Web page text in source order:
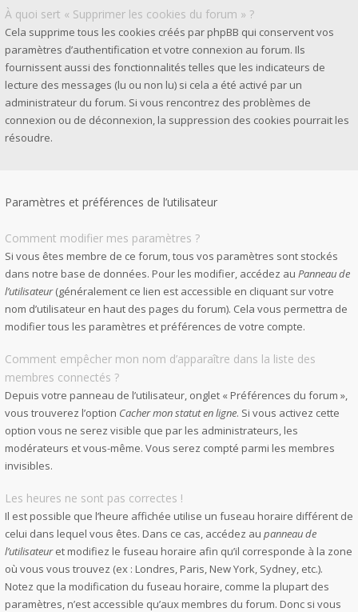
À quoi sert « Supprimer les cookies du forum » ?
Cela supprime tous les cookies créés par phpBB qui conservent vos
paramètres d’authentification et votre connexion au forum. Ils
fournissent aussi des fonctionnalités telles que les indicateurs de
lecture des messages (lu ou non lu) si cela a été activé par un
administrateur du forum. Si vous rencontrez des problèmes de
connexion ou de déconnexion, la suppression des cookies pourrait les
résoudre.
Paramètres et préférences de l’utilisateur
Comment modifier mes paramètres ?
Si vous êtes membre de ce forum, tous vos paramètres sont stockés
dans notre base de données. Pour les modifier, accédez au Panneau de
l’utilisateur(généralement ce lien est accessible en cliquant sur votre
nom d’utilisateur en haut des pages du forum). Cela vous permettra de
modifier tous les paramètres et préférences de votre compte.
Comment empêcher mon nom d’apparaître dans la liste des
membres connectés ?
Depuis votre panneau de l’utilisateur, onglet « Préférences du forum »,
vous trouverez l’option Cacher mon statut en ligne. Si vous activez cette
option vous ne serez visible que par les administrateurs, les
modérateurs et vous-même. Vous serez compté parmi les membres
invisibles.
Les heures ne sont pas correctes !
Il est possible que l’heure affichée utilise un fuseau horaire différent de
celui dans lequel vous êtes. Dans ce cas, accédez au panneau de
l’utilisateuret modifiez le fuseau horaire afin qu’il corresponde à la zone
où vous vous trouvez (ex : Londres, Paris, New York, Sydney, etc.).
Notez que la modification du fuseau horaire, comme la plupart des
paramètres, n’est accessible qu’aux membres du forum. Donc si vous